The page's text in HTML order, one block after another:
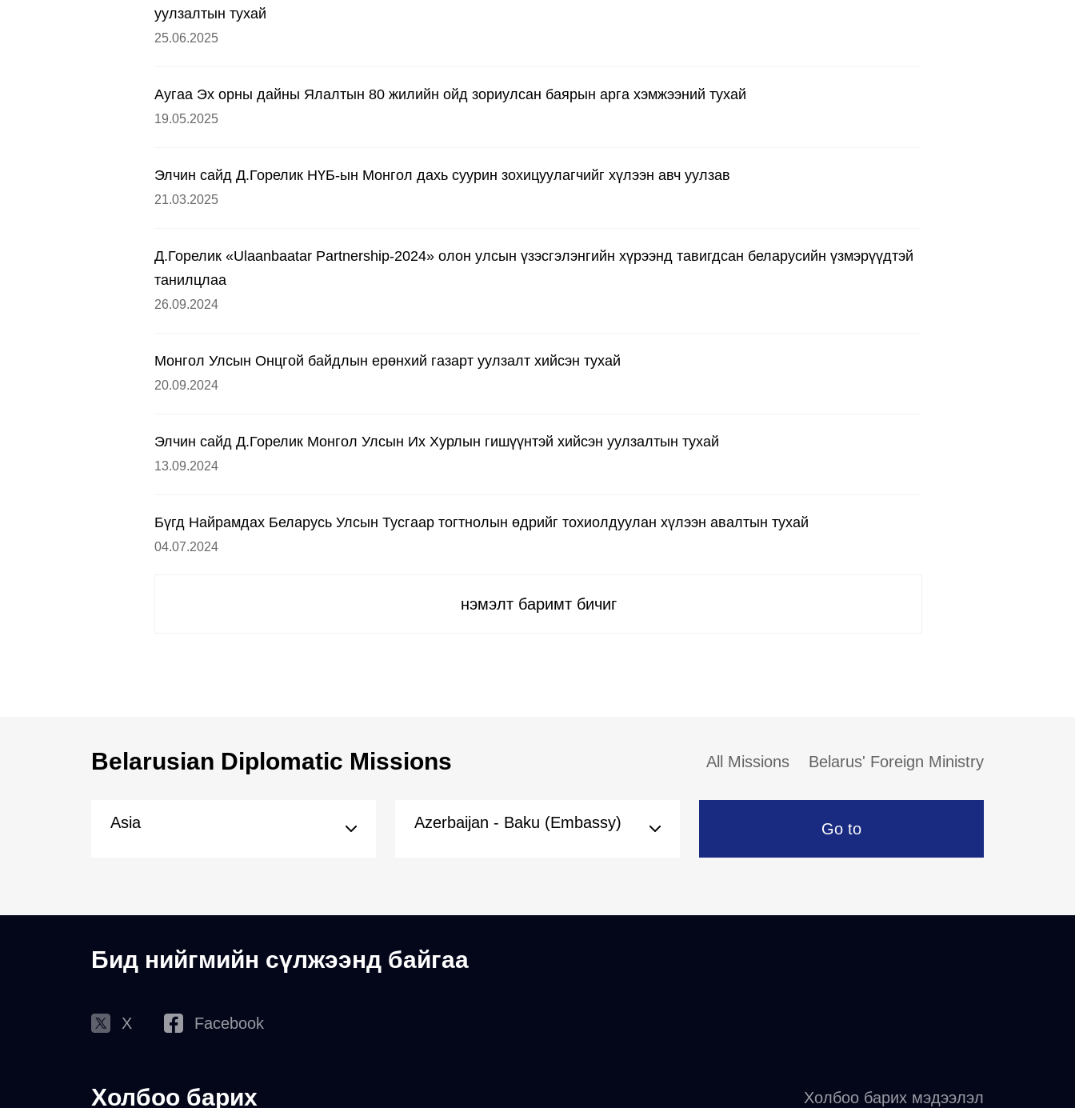
уулзалтын тухай
25.06.2025
Аугаа Эх орны дайны Ялалтын 80 жилийн ойд зориулсан баярын арга хэмжээний тухай
19.05.2025
Элчин сайд Д.Горелик НҮБ-ын Монгол дахь суурин зохицуулагчийг хүлээн авч уулзав
21.03.2025
Д.Горелик «Ulaanbaatar Partnership-2024» олон улсын үзэсгэлэнгийн хүрээнд тавигдсан беларусийн үзмэрүүдтэй
танилцлаа
26.09.2024
Монгол Улсын Онцгой байдлын ерөнхий газарт уулзалт хийсэн тухай
20.09.2024
Элчин сайд Д.Горелик Монгол Улсын Их Хурлын гишүүнтэй хийсэн уулзалтын тухай
13.09.2024
Бүгд Найрамдах Беларусь Улсын Тусгаар тогтнолын өдрийг тохиолдуулан хүлээн авалтын тухай
04.07.2024
нэмэлт баримт бичиг
Belarusian Diplomatic Missions All Missions Belarus' Foreign Ministry
Asia Azerbaijan - Baku (Embassy) Go to
Бид нийгмийн сүлжээнд байгаа
X Facebook
Холбоо барих Холбоо барих мэдээлэл